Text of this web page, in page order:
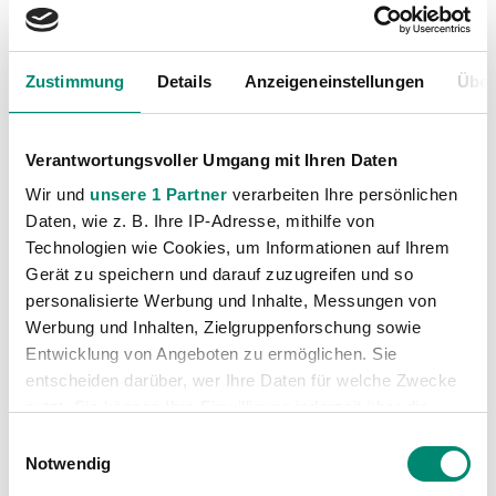
Zustimmung Details Anzeigeneinstellungen
Verantwortungsvoller Umgang mit Ihren Daten
Wir und unsere 1 Partner verarbeiten Ihre persönlichen
Daten, wie z. B. Ihre IP-Adresse, mithilfe von
Technologien wie Cookies, um Informationen auf Ihrem
Gerät zu speichern und darauf zuzugreifen und so
personalisierte Werbung und Inhalte, Messungen von
Werbung und Inhalten, Zielgruppenforschung sowie
Entwicklung von Angeboten zu ermöglichen. Sie
entscheiden darüber, wer Ihre Daten für welche Zwecke
Trigger Symbol ändern oder widerrufen
Notwendig
Nachwuchs
(74)
Profis
(1315)
Ticketing
(91)
VORIGER NEWSEINTRAG
Testspielauftakt gegen Klubi Futbollistik Skenderbeu Korca
NÄCHSTER NEWSEINTRAG